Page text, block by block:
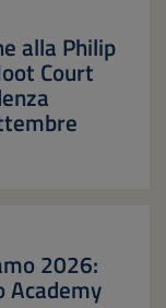
alla Philip
Court
2026:
Academy